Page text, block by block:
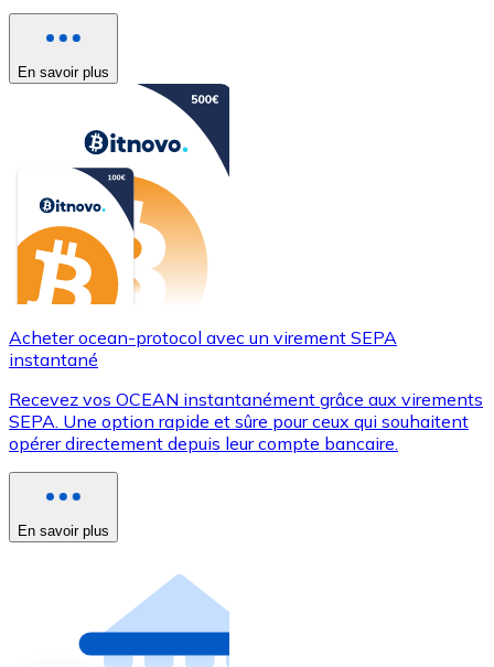
En savoir plus
Acheter ocean-protocol avec un virement SEPA
instantané
Recevez vos OCEAN instantanément grâce aux virements
SEPA. Une option rapide et sûre pour ceux qui souhaitent
opérer directement depuis leur compte bancaire.
En savoir plus